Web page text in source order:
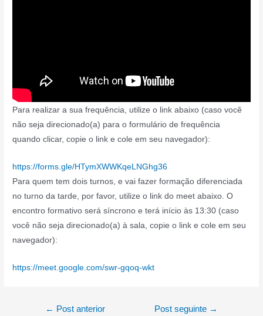
Para realizar a sua frequência, utilize o link abaixo (caso você
não seja direcionado(a) para o formulário de frequência
quando clicar, copie o link e cole em seu navegador):
https://forms.gle/HTymXWWKqeLNGhg36:
Formação
Avança
Recife
(1º
Para quem tem dois turnos, e vai fazer formação diferenciada
no turno da tarde, por favor, utilize o link do meet abaixo. O
encontro formativo será síncrono e terá início às 13:30 (caso
você não seja direcionado(a) à sala, copie o link e cole em seu
navegador):
https://meet.google.com/swr-gqoq-wkt:
Recife
Navegação
← Post anterior Post seguinte →